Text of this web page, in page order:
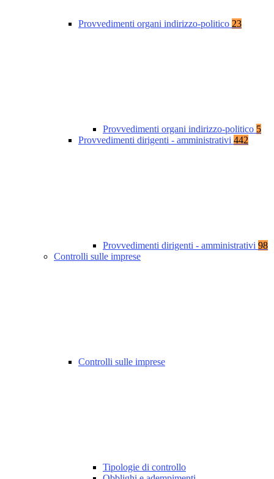
Provvedimenti organi indirizzo-politico 23
Provvedimenti organi indirizzo-politico 5
Provvedimenti dirigenti - amministrativi 442
Provvedimenti dirigenti - amministrativi 98
Controlli sulle imprese
Controlli sulle imprese
Tipologie di controllo